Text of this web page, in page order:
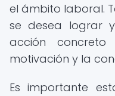
el ámbito laboral.
se desea lograr
acción
motivación y la
Es importante